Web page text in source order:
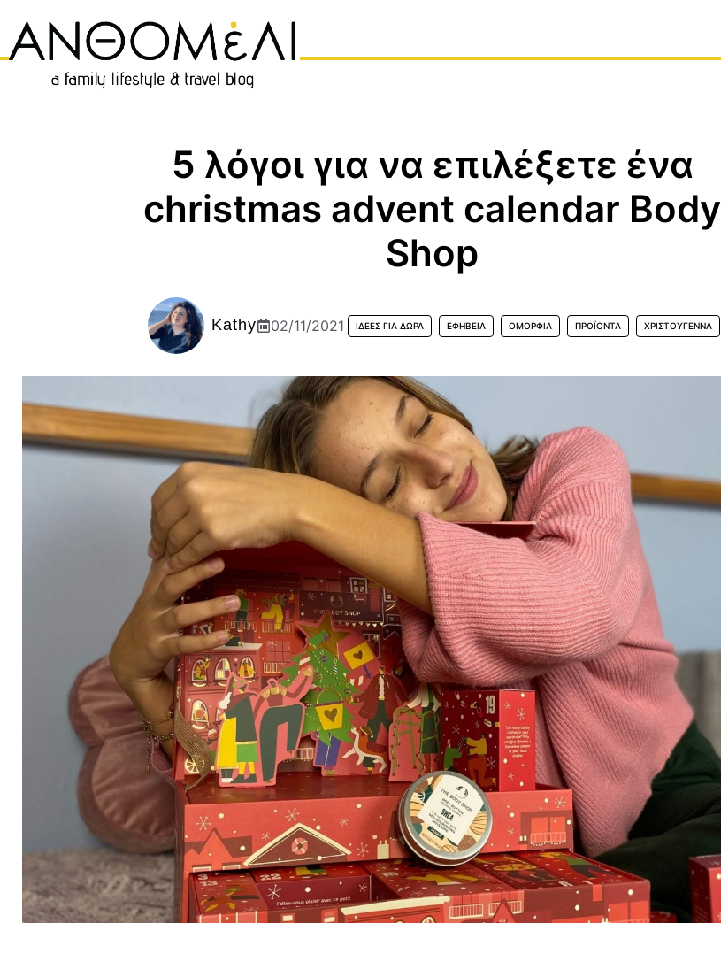
περιεχόμενο
5 λόγοι για να επιλέξετε ένα
christmas advent calendar Body
Shop
Kathy 02/11/2021 ΙΔΈΕΣ ΓΙΑ ΔΏΡΑ ΕΦΗΒΕΊΑ ΟΜΟΡΦΙΆ ΠΡΟΪΟΝΤΑ ΧΡΙΣΤΟΎΓΕΝΝΑ